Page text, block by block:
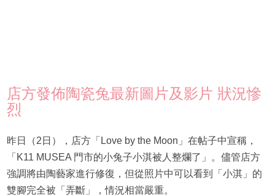
店方發佈陶瓷兔最新圖片及影片 狀況慘
烈
昨日（2日），店方「Love by the Moon」在帖子中宣稱，
「K11 MUSEA 門市的小兔子小淇被人整爛了」。儘管店方
強調將由陶藝家進行修復，但從照片中可以看到「小淇」的
雙腳完全被「弄斷」，情況相當嚴重。